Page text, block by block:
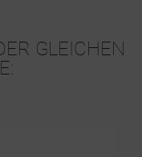
GLEICHEN